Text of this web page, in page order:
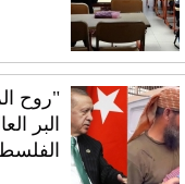
"روح
البر